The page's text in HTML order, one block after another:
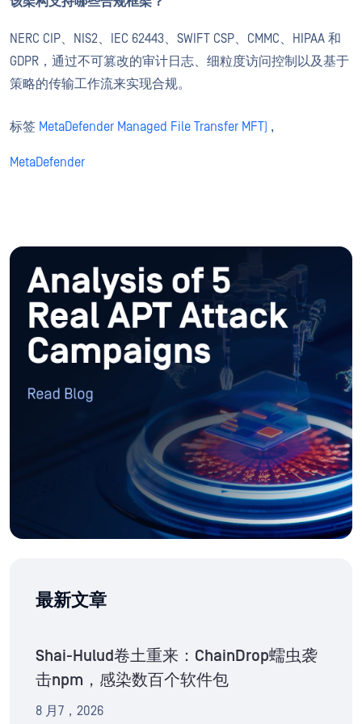
NERC CIP、NIS2、IEC 62443、SWIFT CSP、CMMC、HIPAA 和
GDPR，通过不可篡改的审计日志、细粒度访问控制以及基于
策略的传输工作流来实现合规。
标签 MetaDefender Managed File Transfer MFT) ,
MetaDefender
最新文章
Shai-Hulud卷土重来：ChainDrop蠕虫袭
击npm，感染数百个软件包
8 月7，2026